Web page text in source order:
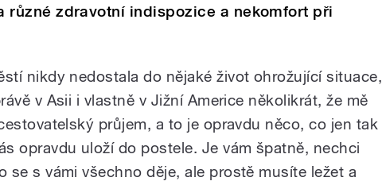
různé zdravotní indispozice a nekomfort při
nikdy nedostala do nějaké život ohrožující situace,
v Asii i vlastně v Jižní Americe několikrát, že mě
průjem, a to je opravdu něco, co jen tak
opravdu uloží do postele. Je vám špatně, nechci
se s vámi všechno děje, ale prostě musíte ležet a